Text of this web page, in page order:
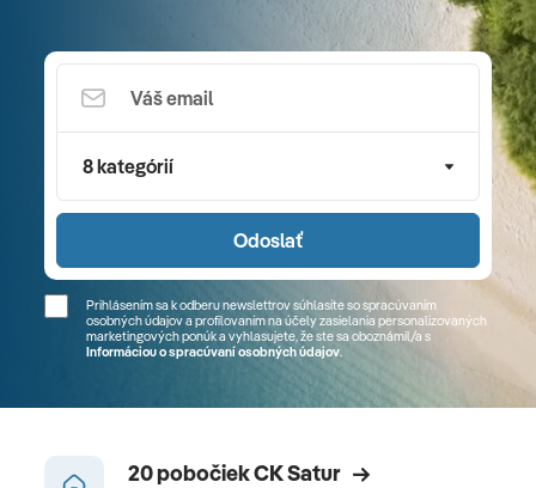
8 kategórií
Odoslať
Prihlásením sa k odberu newslettrov súhlasíte so spracúvaním
osobných údajov a profilovaním na účely zasielania personalizovaných
marketingových ponúk a vyhlasujete, že ste sa oboznámil/a s
Informáciou o spracúvaní osobných údajov.
20 pobočiek CK Satur